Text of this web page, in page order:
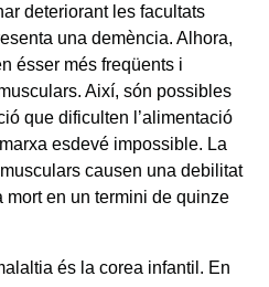
deteriorant les facultats
una demència. Alhora,
ésser més freqüents i
Així, són possibles
que dificulten l’alimentació
esdevé impossible. La
causen una debilitat
en un termini de quinze
és la corea infantil. En